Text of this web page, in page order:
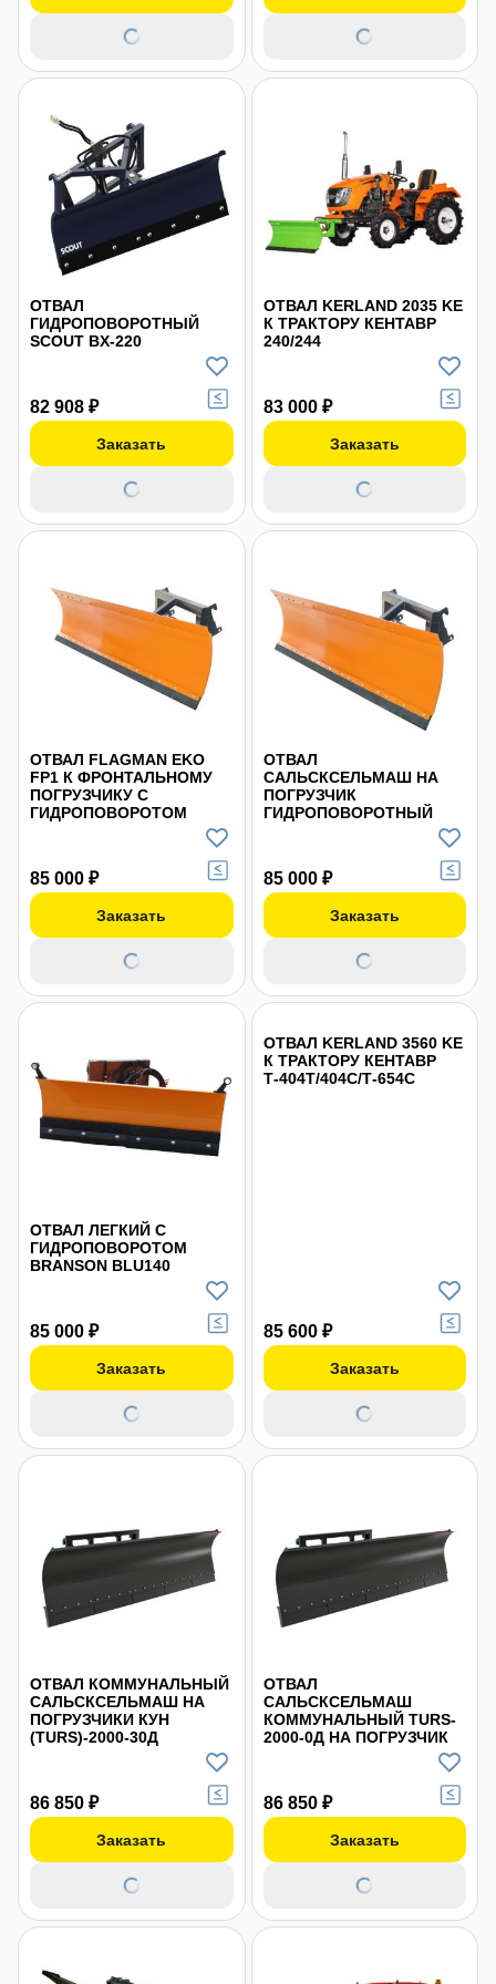
ОТВАЛ
ГИДРОПОВОРОТНЫЙ
SCOUT BX-220
82 908 ₽
Заказать
ОТВАЛ KERLAND 2035 KE
К ТРАКТОРУ КЕНТАВР
240/244
83 000 ₽
Заказать
ОТВАЛ FLAGMAN EKO
FP1 К ФРОНТАЛЬНОМУ
ПОГРУЗЧИКУ С
ГИДРОПОВОРОТОМ
85 000 ₽
Заказать
ОТВАЛ
САЛЬСКСЕЛЬМАШ НА
ПОГРУЗЧИК
ГИДРОПОВОРОТНЫЙ
85 000 ₽
Заказать
ОТВАЛ ЛЕГКИЙ С
ГИДРОПОВОРОТОМ
BRANSON BLU140
85 000 ₽
Заказать
ОТВАЛ KERLAND 3560 KE
К ТРАКТОРУ КЕНТАВР
Т-404Т/404С/Т-654С
85 600 ₽
Заказать
ОТВАЛ КОММУНАЛЬНЫЙ
САЛЬСКСЕЛЬМАШ НА
ПОГРУЗЧИКИ КУН
(TURS)-2000-30Д
86 850 ₽
Заказать
ОТВАЛ
САЛЬСКСЕЛЬМАШ
КОММУНАЛЬНЫЙ TURS-
2000-0Д НА ПОГРУЗЧИК
86 850 ₽
Заказать